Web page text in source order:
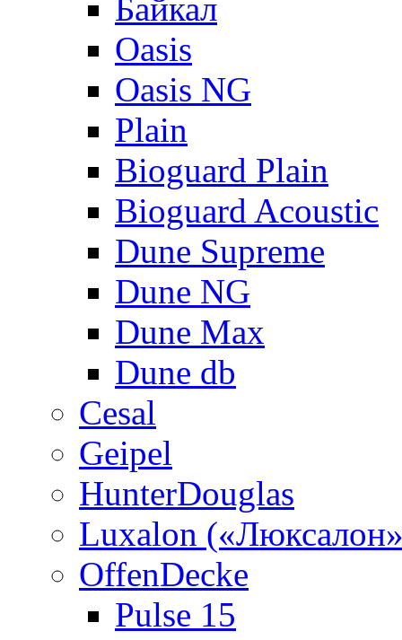
Байкал
Oasis
Oasis NG
Plain
Bioguard Plain
Bioguard Acoustic
Dune Supreme
Dune NG
Dune Max
Dune db
Cesal
Geipel
HunterDouglas
Luxalon
OffenDecke
Pulse 15